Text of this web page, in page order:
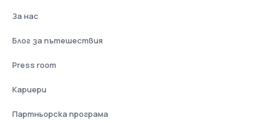
За нас
Блог за пътешествия
Press room
Кариери
Партньорска програма